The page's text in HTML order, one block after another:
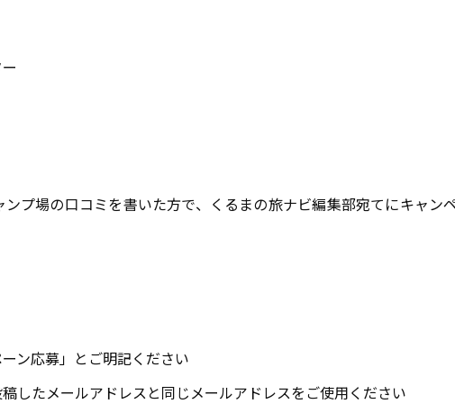
プ場の口コミを書いた方で、くるまの旅ナビ編集部宛てにキャン
ン応募」とご明記ください
したメールアドレスと同じメールアドレスをご使用ください